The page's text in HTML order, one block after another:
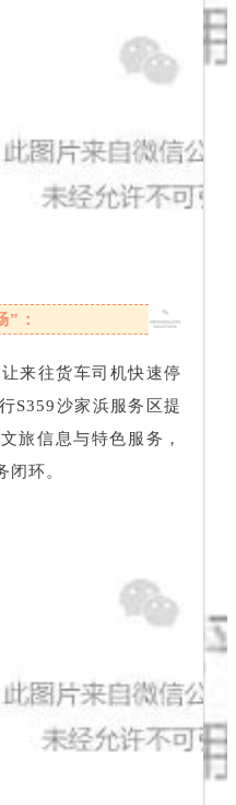
”：
来往货车司机快速停
S359沙家浜服务区提
旅信息与特色服务，
环。